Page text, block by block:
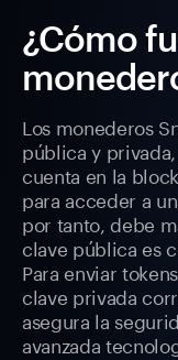
¿Cómo
Los monederos
pública y
cuenta en la
para acceder a
por tanto, debe
clave pública es
Para enviar
clave privada
asegura la
avanzada